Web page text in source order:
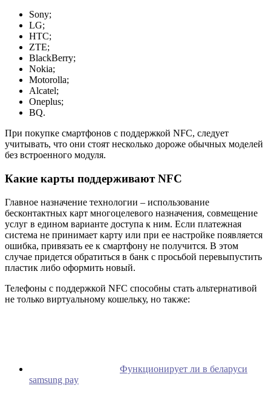
Sony;
LG;
HTC;
ZTE;
BlackBerry;
Nokia;
Motorolla;
Alcatel;
Oneplus;
BQ.
При покупке смартфонов с поддержкой NFC, следует
учитывать, что они стоят несколько дороже обычных моделей
без встроенного модуля.
Какие карты поддерживают NFC
Главное назначение технологии – использование
бесконтактных карт многоцелевого назначения, совмещение
услуг в едином варианте доступа к ним. Если платежная
система не принимает карту или при ее настройке появляется
ошибка, привязать ее к смартфону не получится. В этом
случае придется обратиться в банк с просьбой перевыпустить
пластик либо оформить новый.
Телефоны с поддержкой NFC способны стать альтернативой
не только виртуальному кошельку, но также:
Функционирует ли в беларуси
samsung pay